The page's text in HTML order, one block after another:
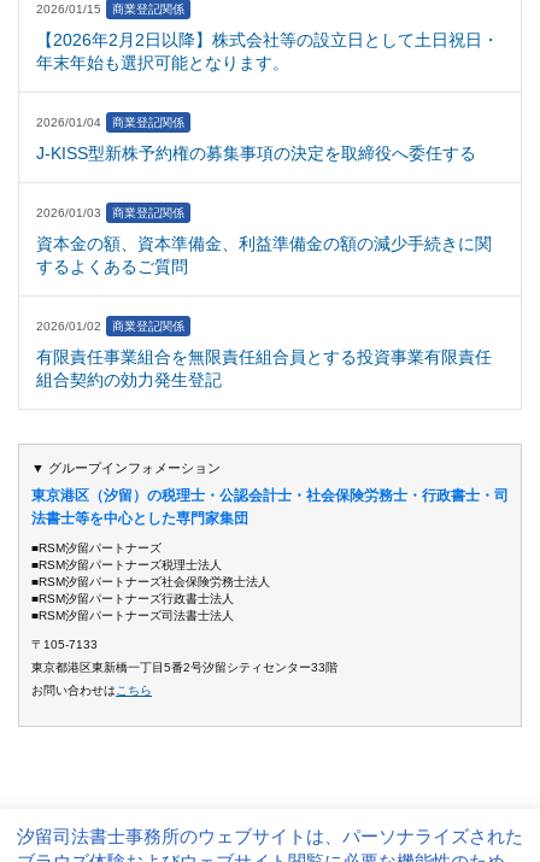
2026/01/15 商業登記関係
【2026年2月2日以降】株式会社等の設立日として土日祝日・
年末年始も選択可能となります。
2026/01/04 商業登記関係
J-KISS型新株予約権の募集事項の決定を取締役へ委任する
2026/01/03 商業登記関係
資本金の額、資本準備金、利益準備金の額の減少手続きに関
するよくあるご質問
2026/01/02 商業登記関係
有限責任事業組合を無限責任組合員とする投資事業有限責任
組合契約の効力発生登記
▼ グループインフォメーション
東京港区（汐留）の税理士・公認会計士・社会保険労務士・行政書士・司
法書士等を中心とした専門家集団
■RSM汐留パートナーズ
■RSM汐留パートナーズ税理士法人
■RSM汐留パートナーズ社会保険労務士法人
■RSM汐留パートナーズ行政書士法人
■RSM汐留パートナーズ司法書士法人
〒105-7133
東京都港区東新橋一丁目5番2号汐留シティセンター33階
お問い合わせは こちら
サイト運営方針 個人情報保護方針
汐留司法書士事務所のウェブサイトは、パーソナライズされた